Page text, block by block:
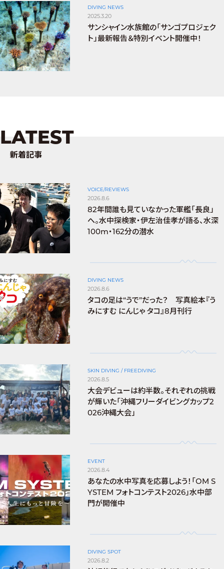
DIVING NEWS
2025.3.20
サンシャイン水族館の「サンゴプロジェク
ト」最新報告＆特別イベント開催中！
LATEST
新着記事
VOICE/REVIEWS
2026.8.6
82年間誰も見ていなかった軍艦「長良」
へ。水中探検家・伊左治佳孝が語る、水深
100m・162分の潜水
DIVING NEWS
2026.8.6
タコの足は“うで”だった？ 写真絵本『う
みにすむ にんじゃ タコ』8月刊行
SKIN DIVING / FREEDIVING
2026.8.5
大会デビューは約半数。それぞれの挑戦
が輝いた「沖縄フリーダイビングカップ2
026沖縄大会」
EVENT
2026.8.4
あなたの水中写真を応募しよう！「OM S
YSTEM フォトコンテスト2026」水中部
門が開催中
DIVING SPOT
2026.8.2